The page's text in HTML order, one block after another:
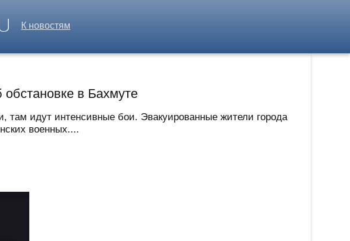
К новостям
в Бахмуте
там идут интенсивные бои. Эвакуированные жители города
военных....